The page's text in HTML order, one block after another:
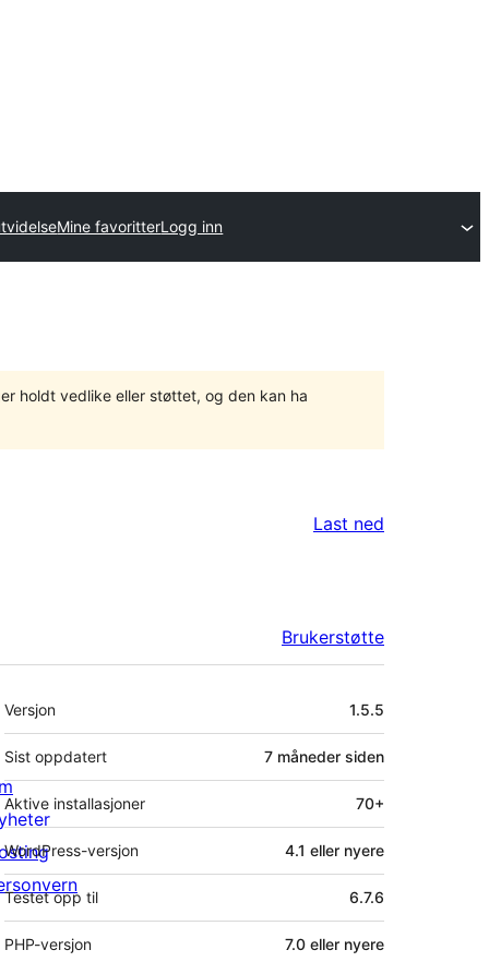
Mine favoritterLogg inn
holdt vedlike eller støttet, og den kan ha
Last ned
Brukerstøtte
Meta
Versjon 1.5.5
Sist oppdatert 7 måneder siden
Aktive installasjoner 70+
WordPress-versjon 4.1 eller nyere
Testet opp til 6.7.6
PHP-versjon 7.0 eller nyere